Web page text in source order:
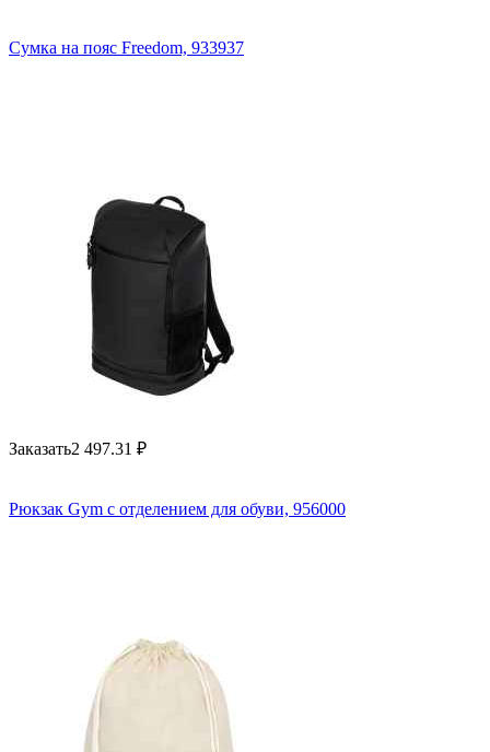
Сумка на пояс Freedom, 933937
Заказать2 497.31 ₽
Рюкзак Gym с отделением для обуви, 956000